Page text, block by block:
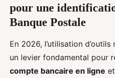
pour une
Banque Postale
En 2026, l’utilisation
un levier fondamental pour
compte bancaire en ligne